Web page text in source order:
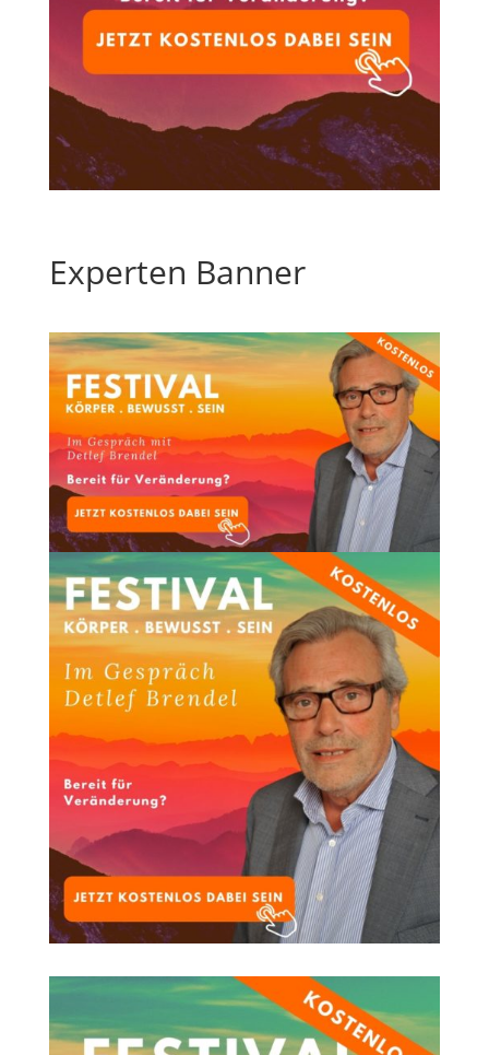
Experten Banner